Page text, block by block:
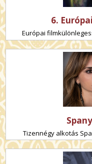
6.
Európai
Tizennégy alkotás